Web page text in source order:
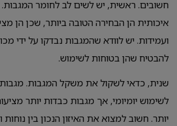
חשובים. ראשית, יש לשים לב לחומר המגבות.
איכותית הן הבחירה הטובה ביותר, שכן הן
ועמידות. יש לוודא שהמגבות נבדקו על ידי
להבטיח שהן בטוחות לשימוש.
שנית, כדאי לשקול את משקל המגבות. מגבות
לשימוש יומיומי, אך מגבות כבדות יותר
יותר. חשוב למצוא את האיזון הנכון בין